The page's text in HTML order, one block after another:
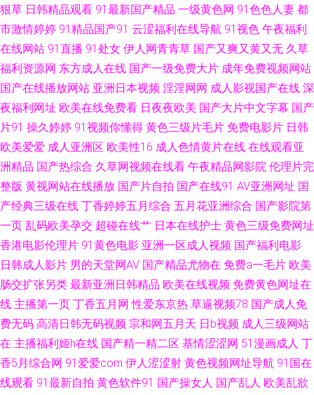
AVAV 久久激五视频网站 香焦视频 国产精v色 免费看91 日韩一级免费视频
51社区精品视频 www性爱com 含羞草在线 欧美岛国123 微拍亚洲色 91网页
AⅤ视频 91视屏黄 成人av五月花 精品国内久久 午夜激情AV导航 91色网址 国
产精品久草不停 免费看簧 日韩性爱青青草 91精品高跟玉足 肏屄网导航 国产
午夜AV 欧美人成综合网 福利导航入口 欧美第一页www 偷拍青青草 91传媒
免费观看 黄色剧场 青娱乐成人在线 亚洲色色 99色99 韩国超逼视频 亚洲老
湿机 青青青草国产 超碰人人123 日本A∨网站 伊人97 国产1区2视频 欧美浮
力影院 婷婷狼友自拍 91校花宝儿在线 日本做爱暖暖 在线看a的网站 豆花日
韩社区成人 免费网站91 午夜剧场999
狠草 日韩精品观看 91最新国产精品 一级黄色网 91色色人妻 都
市激情婷婷 91精品国产91 云涩福利在线导航 91视色 午夜福利
在线网站 91直播 91处女 伊人网青青草 国产又爽又黄又无 久草
福利资源网 东方成人在线 国产一级免费大片 成年免费视频网站
国产在线播放网站 亚洲日本视频 淫淫网网 成人影视国产在线 深
夜福利网址 欧美在线免费看 日夜夜欧美 国产大片中文字幕 国产
片91 操久婷婷 91视频你懂得 黄色三级片毛片 免费电影片 日韩
欧美爱爱 成人亚洲区 欧美性16 成人色情黄片在线 在线观看亚
洲精品 国产热综合 久草网视频在线看 午夜精品网影院 伦理片完
整版 黄视网站在线播放 国产片自拍 国产在线91 AV亚洲网址 国
产经典三级在线 丁香婷婷五月综合 五月花亚洲综合 国产影院第
一页 乱码欧美孕交 超碰在线艹 日本在线护士 黄色三级免费网址
香港电影伦理片 91黄色电影 亚洲一区成人视频 国产福利电影
日韩成人影片 男的天堂网AV 国产精品尤物在 免费a一毛片 欧美
肠交扩张另类 最新亚洲日韩精品 欧美在线视频 免费黄色网址在
线 主播第一页 丁香五月网 性爱东京热 草逼视频78 国产成人免
费无码 高清日韩无码视频 宗和网五月天 日b视频 成人三级网站
在 主播福利姬h在线 国产精一精二区 基情涩涩网 51漫画成人 丁
香5月综合网 91爱爱com 伊人涩涩射 黄色视频网址导航 91国在
线观看 91最新自拍 黄色软件91 国产操女人 国产乱人 欧美乱欲